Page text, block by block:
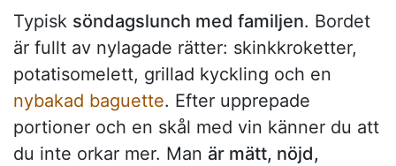
Typisk söndagslunch med familjen. Bordet
är fullt av nylagade rätter: skinkkroketter,
potatisomelett, grillad kyckling och en
nybakad baguette. Efter upprepade
portioner och en skål med vin känner du att
du inte orkar mer. Man är mätt, nöjd,